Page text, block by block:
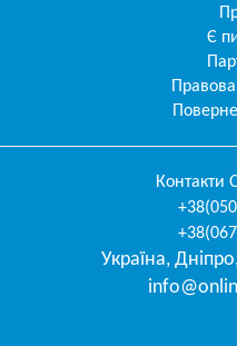
Є
Контакти
Україна, Дніпро